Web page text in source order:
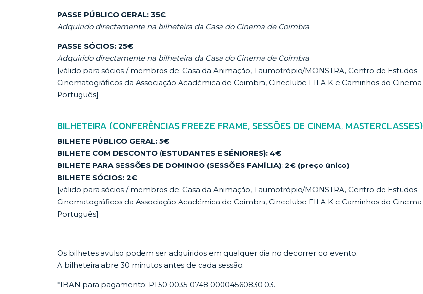
PASSE PÚBLICO GERAL: 35€
Adquirido directamente na bilheteira da Casa do Cinema de Coimbra
PASSE SÓCIOS: 25€
Adquirido directamente na bilheteira da Casa do Cinema de Coimbra
[válido para sócios / membros de: Casa da Animação, Taumotrópio/MONSTRA, Centro de Estudos
Cinematográficos da Associação Académica de Coimbra, Cineclube FILA K e Caminhos do Cinema
Português]
BILHETEIRA (CONFERÊNCIAS FREEZE FRAME, SESSÕES DE CINEMA, MASTERCLASSES)
BILHETE PÚBLICO GERAL: 5€
BILHETE COM DESCONTO (ESTUDANTES E SÉNIORES): 4€
BILHETE PARA SESSÕES DE DOMINGO (SESSÕES FAMÍLIA): 2€ (preço único)
BILHETE SÓCIOS: 2€
[válido para sócios / membros de: Casa da Animação, Taumotrópio/MONSTRA, Centro de Estudos
Cinematográficos da Associação Académica de Coimbra, Cineclube FILA K e Caminhos do Cinema
Português]
Os bilhetes avulso podem ser adquiridos em qualquer dia no decorrer do evento.
A bilheteira abre 30 minutos antes de cada sessão.
*IBAN para pagamento: PT50 0035 0748 00004560830 03.